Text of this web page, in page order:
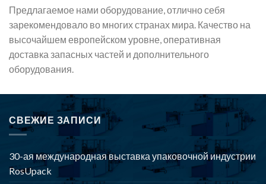
Предлагаемое нами оборудование, отлично себя
зарекомендовало во многих странах мира. Качество на
высочайшем европейском уровне, оперативная
доставка запасных частей и дополнительного
оборудования.
СВЕЖИЕ ЗАПИСИ
30-ая международная выставка упаковочной индустрии
RosUpack